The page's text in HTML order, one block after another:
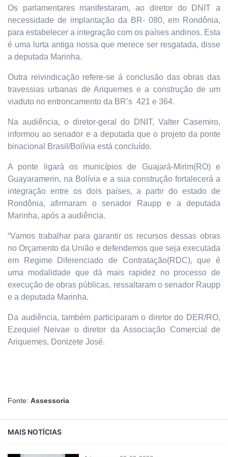
Os parlamentares manifestaram, ao diretor do DNIT a
necessidade de implantação da BR- 080, em Rondônia,
para estabelecer a integração com os países andinos. Esta
é uma lurta antiga nossa que merece ser resgatada, disse
a deputada Marinha.
Outra reivindicação refere-se á conclusão das obras das
travessias urbanas de Ariquemes e a construção de um
viaduto no entroncamento da BR’s 421 e 364.
Na audiência, o diretor-geral do DNIT, Valter Casemiro,
informou ao senador e a deputada que o projeto da ponte
binacional Brasil/Bolívia está concluído.
A ponte ligará os municípios de Guajará-Mirim(RO) e
Guayaramerin, na Bolívia e a sua construção fortalecerá a
integração entre os dois países, a partir do estado de
Rondônia, afirmaram o senador Raupp e a deputada
Marinha, após a audiência.
“Vamos trabalhar para garantir os recursos dessas obras
no Orçamento da União e defendemos que seja executada
em Regime Diferenciado de Contratação(RDC), que é
uma modalidade que dá mais rapidez no processo de
execução de obras públicas, ressaltaram o senador Raupp
e a deputada Marinha.
Da audiência, também participaram o diretor do DER/RO,
Ezequiel Neivae o diretor da Associação Comercial de
Ariquemes, Donizete José.
Fonte: Assessoria
MAIS NOTÍCIAS